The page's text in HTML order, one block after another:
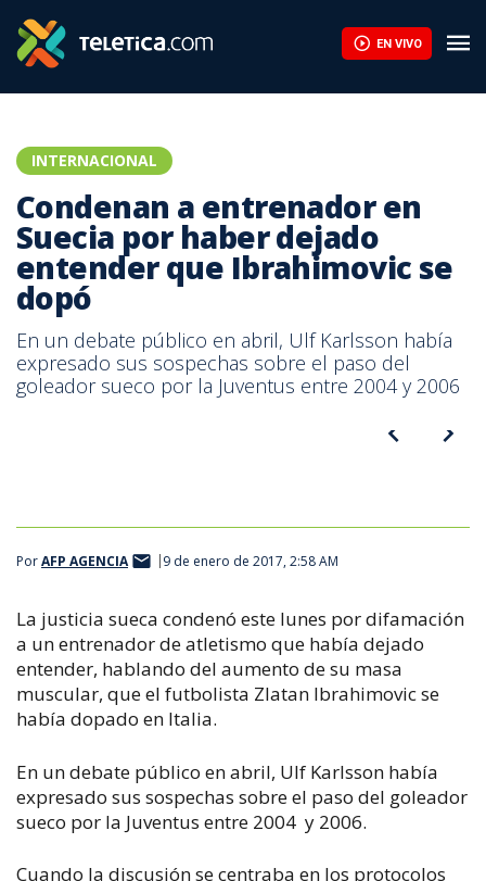
EN VIVO
INTERNACIONAL
Condenan a entrenador en
Suecia por haber dejado
entender que Ibrahimovic se
dopó
En un debate público en abril, Ulf Karlsson había
expresado sus sospechas sobre el paso del
goleador sueco por la Juventus entre 2004 y 2006
PorAFP AGENCIA 9 de enero de 2017, 2:58 AM
La justicia sueca condenó este lunes por difamación
a un entrenador de atletismo que había dejado
entender, hablando del aumento de su masa
muscular, que el futbolista Zlatan Ibrahimovic se
había dopado en Italia.
En un debate público en abril, Ulf Karlsson había
expresado sus sospechas sobre el paso del goleador
sueco por la Juventus entre 2004 y 2006.
Cuando la discusión se centraba en los protocolos